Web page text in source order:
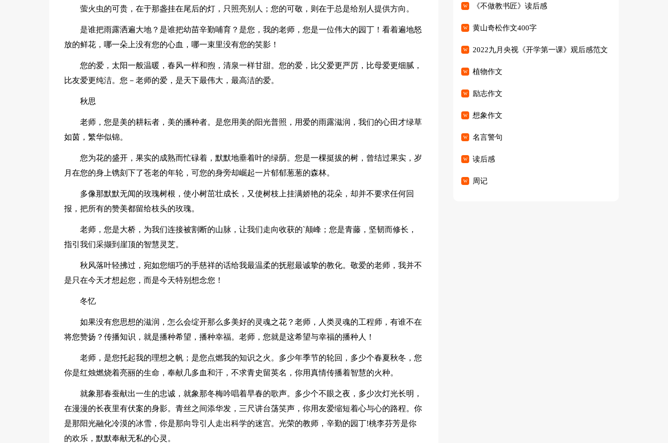
萤火虫的可贵，在于那盏挂在尾后的灯，只照亮别人；您的可敬，则在于总是给别人提供方向。
是谁把雨露洒遍大地？是谁把幼苗辛勤哺育？是您，我的老师，您是一位伟大的园丁！看着遍地怒
放的鲜花，哪一朵上没有您的心血，哪一束里没有您的笑影！
您的爱，太阳一般温暖，春风一样和煦，清泉一样甘甜。您的爱，比父爱更严厉，比母爱更细腻，
比友爱更纯洁。您－老师的爱，是天下最伟大，最高洁的爱。
秋思
老师，您是美的耕耘者，美的播种者。是您用美的阳光普照，用爱的雨露滋润，我们的心田才绿草
如茵，繁华似锦。
您为花的盛开，果实的成熟而忙碌着，默默地垂着叶的绿荫。您是一棵挺拔的树，曾结过果实，岁
月在您的身上镌刻下了苍老的年轮，可您的身旁却崛起一片郁郁葱葱的森林。
多像那默默无闻的玫瑰树根，使小树茁壮成长，又使树枝上挂满娇艳的花朵，却并不要求任何回
报，把所有的赞美都留给枝头的玫瑰。
老师，您是大桥，为我们连接被割断的山脉，让我们走向收获的`颠峰；您是青藤，坚韧而修长，
指引我们采撷到崖顶的智慧灵芝。
秋风落叶轻拂过，宛如您细巧的手慈祥的话给我最温柔的抚慰最诚挚的教化。敬爱的老师，我并不
是只在今天才想起您，而是今天特别想念您！
冬忆
如果没有您思想的滋润，怎么会绽开那么多美好的灵魂之花？老师，人类灵魂的工程师，有谁不在
将您赞扬？传播知识，就是播种希望，播种幸福。老师，您就是这希望与幸福的播种人！
老师，是您托起我的理想之帆；是您点燃我的知识之火。多少年季节的轮回，多少个春夏秋冬，您
你是红烛燃烧着亮丽的生命，奉献几多血和汗，不求青史留英名，你用真情传播着智慧的火种。
就象那春蚕献出一生的忠诚，就象那冬梅吟唱着早春的歌声。多少个不眼之夜，多少次灯光长明，
在漫漫的长夜里有伏案的身影。青丝之间添华发，三尺讲台荡笑声，你用友爱缩短着心与心的路程。你
是那阳光融化冷漠的冰雪，你是那向导引人走出科学的迷宫。光荣的教师，辛勤的园丁!桃李芬芳是你
的欢乐，默默奉献无私的心灵。
编七篇《不做教书匠》读后感
黄山奇松作文400字
2022九月央视《开学第一课》观后感范文
（精选23篇）
植物作文
励志作文
想象作文
名言警句
读后感
周记